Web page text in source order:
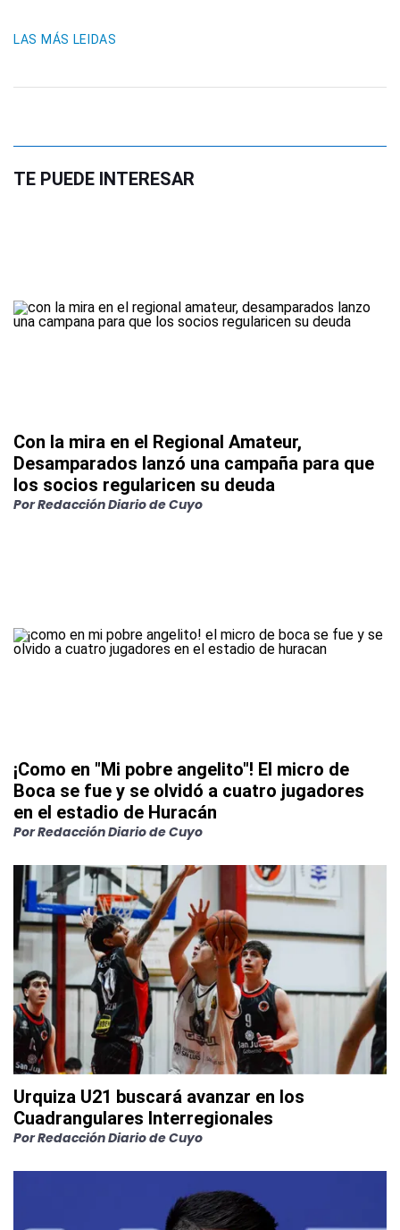
LAS MÁS LEIDAS
TE PUEDE INTERESAR
Con la mira en el Regional Amateur,
Desamparados lanzó una campaña para que
los socios regularicen su deuda
PorRedacción Diario de Cuyo
¡Como en "Mi pobre angelito"! El micro de
Boca se fue y se olvidó a cuatro jugadores
en el estadio de Huracán
PorRedacción Diario de Cuyo
Urquiza U21 buscará avanzar en los
Cuadrangulares Interregionales
PorRedacción Diario de Cuyo